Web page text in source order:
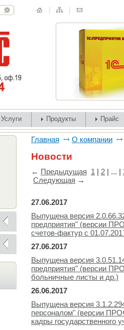
Услуги Продукты Прайс
Главная О компании
Новости
← Предыдущая 1 | 2 | ... |
Следующая →
27.06.2017
Выпущена версия
предприятия" (версии
счетов-фактур с
27.06.2017
Выпущена версия
предприятия" (версии
больничные листы и др.)
26.06.2017
Выпущена версия
персоналом" (версии
кадры государственного